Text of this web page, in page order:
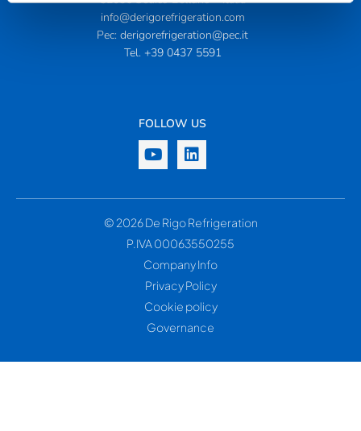
info@derigorefrigeration.com
Pec: derigorefrigeration@pec.it
Tel. +39 0437 5591
FOLLOW US
© 2026 De Rigo Refrigeration
P.IVA 00063550255
Company Info
Privacy Policy
Cookie policy
Governance